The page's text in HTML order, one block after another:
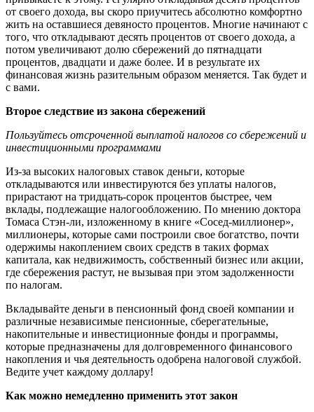
от своего дохода, вы скоро приучитесь абсолютно комфортно
жить на оставшиеся девяносто процентов. Многие начинают с
того, что откладывают десять процентов от своего дохода, а
потом увеличивают долю сбережений до пятнадцати
процентов, двадцати и даже более. И в результате их
финансовая жизнь разительным образом меняется. Так будет и
с вами.
Второе следствие из закона сбережений
Пользуйтесь отсроченной выплатой налогов со сбережений и
инвестиционными программами
Из-за высоких налоговых ставок деньги, которые
откладываются или инвестируются без уплаты налогов,
прирастают на тридцать-сорок процентов быстрее, чем
вклады, подлежащие налогообложению. По мнению доктора
Томаса Стэн-ли, изложенному в книге «Сосед-миллионер»,
миллионеры, которые сами построили свое богатство, почти
одержимы накоплением своих средств в таких формах
капитала, как недвижимость, собственный бизнес или акции,
где сбережения растут, не вызывая при этом задолженности
по налогам.
Вкладывайте деньги в пенсионный фонд своей компании и
различные независимые пенсионные, сберегательные,
накопительные и инвестиционные фонды и программы,
которые предназначены для долговременного финансового
накопления и чья деятельность одобрена налоговой службой.
Ведите учет каждому доллару!
Как можно немедленно применить этот закон